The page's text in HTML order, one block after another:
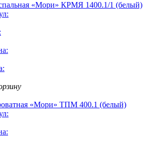
«Мори» КРМЯ 1400.1/1 (белый)
«Мори» ТПМ 400.1 (белый)